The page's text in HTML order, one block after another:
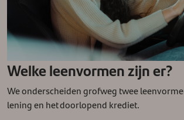
Welke leenvormen zijn er?
We onderscheiden grofweg twee
lening en het doorlopend krediet.